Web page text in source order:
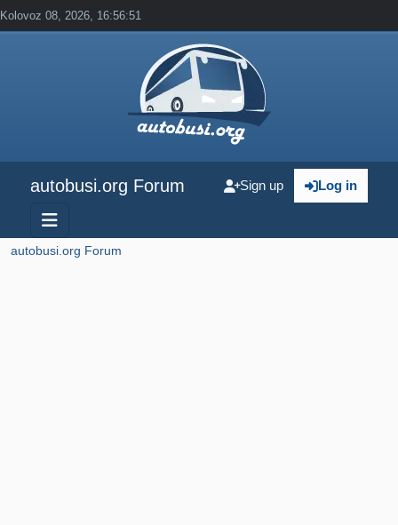
Kolovoz 08, 2026, 16:56:51
autobusi.org Forum Log in
Sign up
autobusi.org Forum